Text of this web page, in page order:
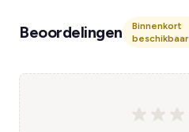
Beoordelingen
Binnenkort
beschikbaar